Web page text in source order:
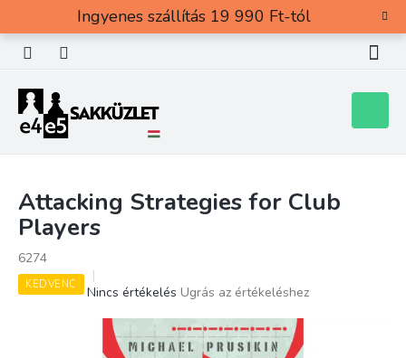
tartalomhoz
Ingyenes szállítás 19 990 Ft-tól
Attacking Strategies for Club
Players
6274
KEDVENC
A
átlagos
értékelése
Nincs értékelés Ugrás az értékeléshez